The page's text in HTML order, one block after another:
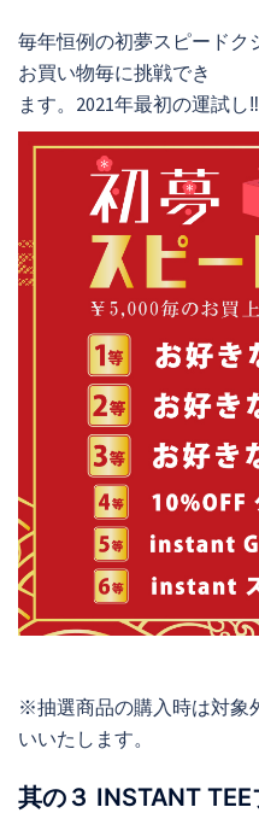
毎年恒例の初夢スピードク
お買い物毎に挑戦でき
ます。2021年最初の運試し‼
※抽選商品の購入時は対象
いいたします。
其の３ INSTANT TEE